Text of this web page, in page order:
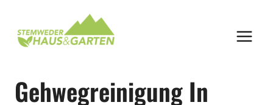
springen
Gehwegreinigung In